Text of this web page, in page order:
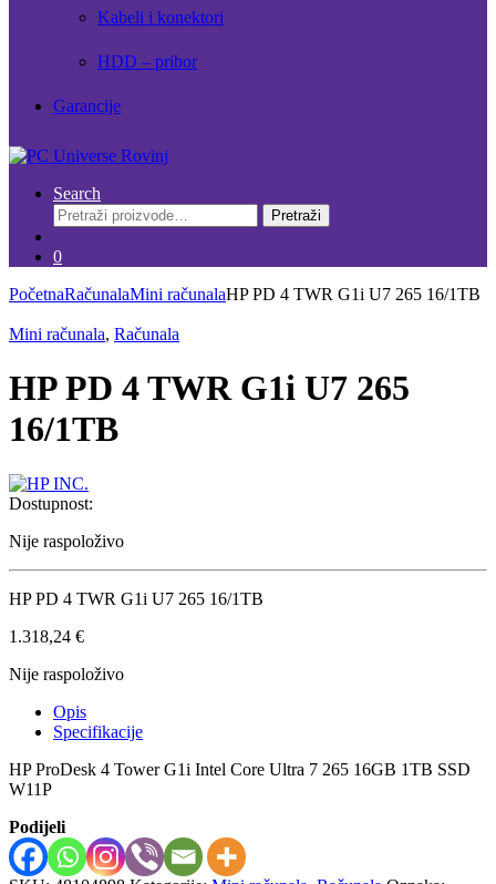
Kabeli i konektori
HDD – pribor
Garancije
Search
Pretraži:
Pretraži
0
PočetnaRačunalaMini računalaHP PD 4 TWR G1i U7 265 16/1TB
Mini računala, Računala
HP PD 4 TWR G1i U7 265
16/1TB
Dostupnost:
Nije raspoloživo
HP PD 4 TWR G1i U7 265 16/1TB
1.318,24 €
Nije raspoloživo
Opis
Specifikacije
HP ProDesk 4 Tower G1i Intel Core Ultra 7 265 16GB 1TB SSD
W11P
Podijeli